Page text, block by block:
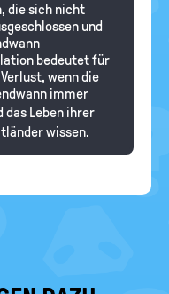
die sich nicht
und
bedeutet für
wenn die
immer
das Leben ihrer
wissen.